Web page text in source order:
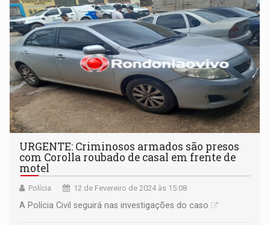
URGENTE: Criminosos armados são presos
com Corolla roubado de casal em frente de
motel
Polícia 12 de Fevereiro de 2024 às 15:08
A Polícia Civil seguirá nas investigações do caso